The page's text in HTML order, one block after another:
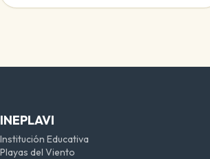
INEPLAVI
Institución Educativa
Playas del Viento